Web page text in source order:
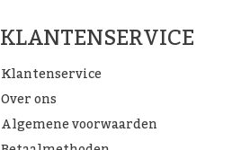
KLANTENSERVICE
Klantenservice
Over ons
Algemene voorwaarden